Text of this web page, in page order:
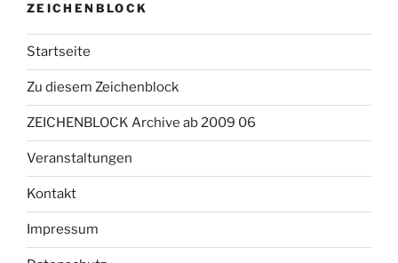
ZEICHENBLOCK
Startseite
Zu diesem Zeichenblock
ZEICHENBLOCK Archive ab 2009 06
Veranstaltungen
Kontakt
Impressum